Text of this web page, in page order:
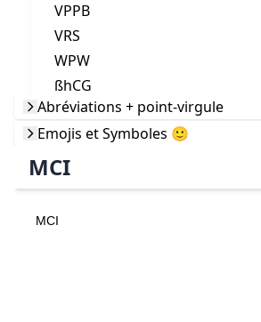
VPPB
VRS
WPW
ßhCG
Abréviations + point-virgule
Emojis et Symboles 🙂
MCI
MCI